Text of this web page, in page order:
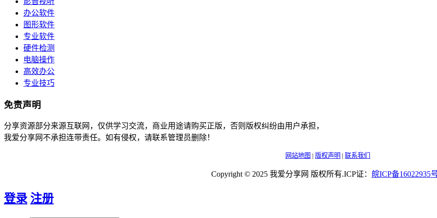
办公软件
图形软件
专业软件
硬件检测
电脑操作
高效办公
专业技巧
免责声明
分享资源部分来源互联网，仅供学习交流，商业用途请购买正版，否则版权纠纷由用户承担，
我爱分享网不承担连带责任。如有侵权，请联系管理员删除！
网站地图 | 版权声明 | 联系我们
Copyright © 2025 我爱分享网 版权所有.ICP证： 皖ICP备16022935
登录 注册